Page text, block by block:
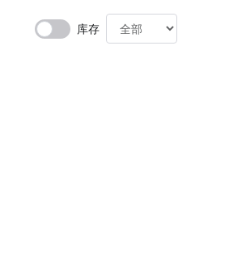
库存